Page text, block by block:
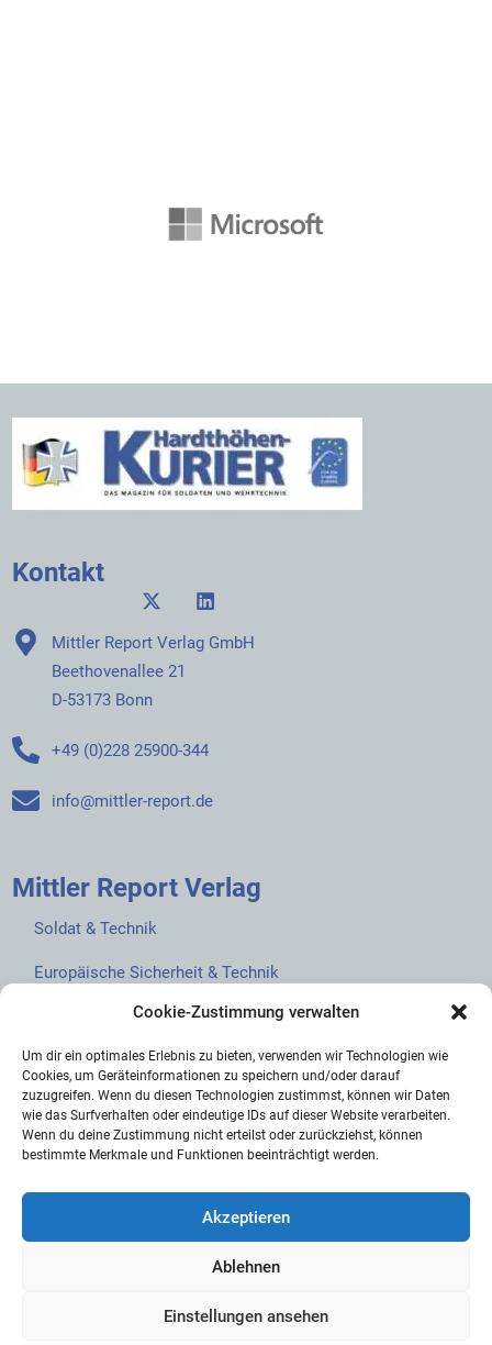
Cookie-Zustimmung verwalten
Um dir ein optimales Erlebnis zu bieten, verwenden wir Technologien wie
Cookies, um Geräteinformationen zu speichern und/oder darauf
zuzugreifen. Wenn du diesen Technologien zustimmst, können wir Daten
wie das Surfverhalten oder eindeutige IDs auf dieser Website verarbeiten.
Wenn du deine Zustimmung nicht erteilst oder zurückziehst, können
bestimmte Merkmale und Funktionen beeinträchtigt werden.
Akzeptieren
Ablehnen
Einstellungen ansehen
Kontakt
Mittler Report Verlag GmbH
Beethovenallee 21
D-53173 Bonn
+49 (0)228 25900-344
info@mittler-report.de
Mittler Report Verlag
Soldat & Technik
Europäische Sicherheit & Technik
European Security & Defence
MarineForum
Verlagswebsite
Mittler Report Shop